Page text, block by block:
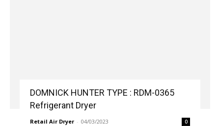
DOMNICK HUNTER TYPE : RDM-0365
Refrigerant Dryer
Retail Air Dryer - 04/03/2023 0